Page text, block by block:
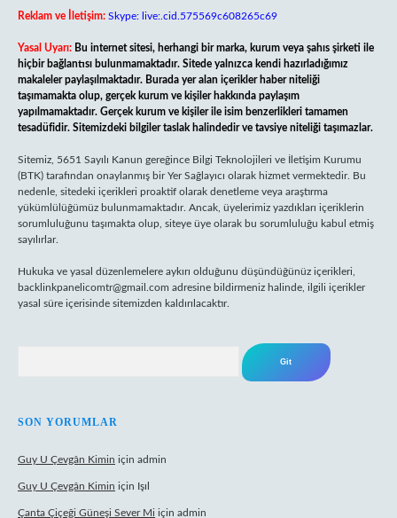
Reklam ve İletişim: Skype: live:.cid.575569c608265c69
Yasal Uyarı: Bu internet sitesi, herhangi bir marka, kurum veya şahıs şirketi ile
hiçbir bağlantısı bulunmamaktadır. Sitede yalnızca kendi hazırladığımız
makaleler paylaşılmaktadır. Burada yer alan içerikler haber niteliği
taşımamakta olup, gerçek kurum ve kişiler hakkında paylaşım
yapılmamaktadır. Gerçek kurum ve kişiler ile isim benzerlikleri tamamen
tesadüfidir. Sitemizdeki bilgiler taslak halindedir ve tavsiye niteliği taşımazlar.
Sitemiz, 5651 Sayılı Kanun gereğince Bilgi Teknolojileri ve İletişim Kurumu
(BTK) tarafından onaylanmış bir Yer Sağlayıcı olarak hizmet vermektedir. Bu
nedenle, sitedeki içerikleri proaktif olarak denetleme veya araştırma
yükümlülüğümüz bulunmamaktadır. Ancak, üyelerimiz yazdıkları içeriklerin
sorumluluğunu taşımakta olup, siteye üye olarak bu sorumluluğu kabul etmiş
sayılırlar.
Hukuka ve yasal düzenlemelere aykırı olduğunu düşündüğünüz içerikleri,
backlinkpanelicomtr@gmail.com adresine bildirmeniz halinde, ilgili içerikler
yasal süre içerisinde sitemizden kaldırılacaktır.
SON YORUMLAR
Guy U Çevgân Kimin için admin
Guy U Çevgân Kimin için Işıl
Çanta Çiçeği Güneşi Sever Mi için admin